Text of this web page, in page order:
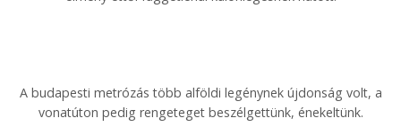
A budapesti metrózás több alföldi legénynek újdonság volt, a
vonatúton pedig rengeteget beszélgettünk, énekeltünk.